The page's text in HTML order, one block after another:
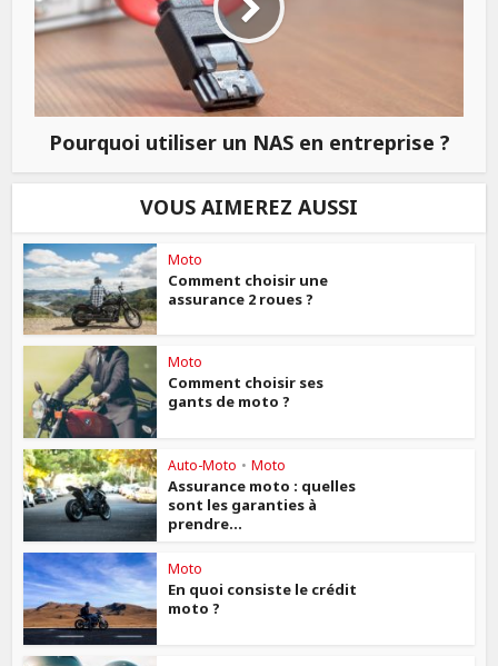
Pourquoi utiliser un NAS en entreprise ?
VOUS AIMEREZ AUSSI
Moto
Comment choisir une
assurance 2 roues ?
Moto
Comment choisir ses
gants de moto ?
Auto-Moto • Moto
Assurance moto : quelles
sont les garanties à
prendre...
Moto
En quoi consiste le crédit
moto ?